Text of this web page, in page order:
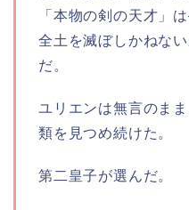
「本物の剣の天才」
全土を滅ぼしかねな
だ。
ユリエンは無言のま
類を見つめ続けた。
第二皇子が選んだ。